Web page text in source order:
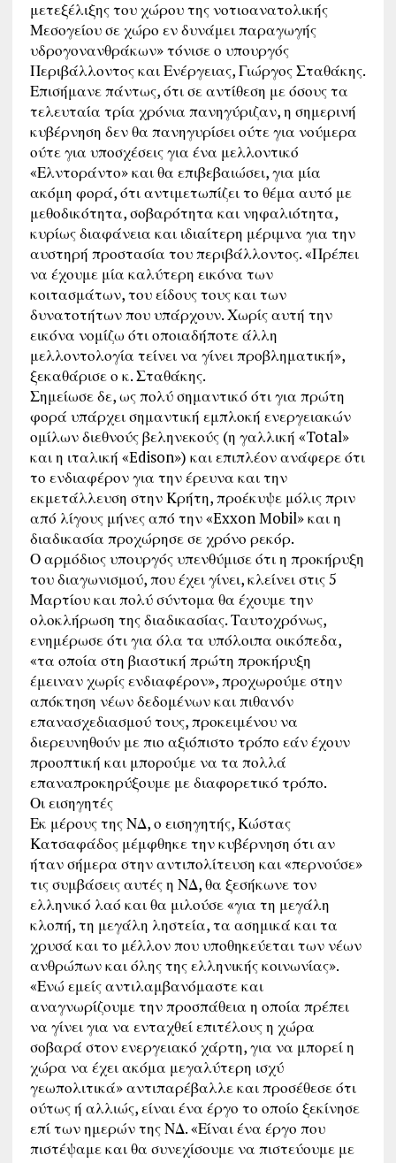
μετεξέλιξης του χώρου της νοτιοανατολικής
Μεσογείου σε χώρο εν δυνάμει παραγωγής
υδρογονανθράκων» τόνισε ο υπουργός
Περιβάλλοντος και Ενέργειας, Γιώργος Σταθάκης.
Επισήμανε πάντως, ότι σε αντίθεση με όσους τα
τελευταία τρία χρόνια πανηγύριζαν, η σημερινή
κυβέρνηση δεν θα πανηγυρίσει ούτε για νούμερα
ούτε για υποσχέσεις για ένα μελλοντικό
«Ελντοράντο» και θα επιβεβαιώσει, για μία
ακόμη φορά, ότι αντιμετωπίζει το θέμα αυτό με
μεθοδικότητα, σοβαρότητα και νηφαλιότητα,
κυρίως διαφάνεια και ιδιαίτερη μέριμνα για την
αυστηρή προστασία του περιβάλλοντος. «Πρέπει
να έχουμε μία καλύτερη εικόνα των
κοιτασμάτων, του είδους τους και των
δυνατοτήτων που υπάρχουν. Χωρίς αυτή την
εικόνα νομίζω ότι οποιαδήποτε άλλη
μελλοντολογία τείνει να γίνει προβληματική»,
ξεκαθάρισε ο κ. Σταθάκης.
Σημείωσε δε, ως πολύ σημαντικό ότι για πρώτη
φορά υπάρχει σημαντική εμπλοκή ενεργειακών
ομίλων διεθνούς βεληνεκούς (η γαλλική «Total»
και η ιταλική «Edison») και επιπλέον ανάφερε ότι
το ενδιαφέρον για την έρευνα και την
εκμετάλλευση στην Κρήτη, προέκυψε μόλις πριν
από λίγους μήνες από την «Exxon Mobil» και η
διαδικασία προχώρησε σε χρόνο ρεκόρ.
Ο αρμόδιος υπουργός υπενθύμισε ότι η προκήρυξη
του διαγωνισμού, που έχει γίνει, κλείνει στις 5
Μαρτίου και πολύ σύντομα θα έχουμε την
ολοκλήρωση της διαδικασίας. Ταυτοχρόνως,
ενημέρωσε ότι για όλα τα υπόλοιπα οικόπεδα,
«τα οποία στη βιαστική πρώτη προκήρυξη
έμειναν χωρίς ενδιαφέρον», προχωρούμε στην
απόκτηση νέων δεδομένων και πιθανόν
επανασχεδιασμού τους, προκειμένου να
διερευνηθούν με πιο αξιόπιστο τρόπο εάν έχουν
προοπτική και μπορούμε να τα πολλά
επαναπροκηρύξουμε με διαφορετικό τρόπο.
Οι εισηγητές
Εκ μέρους της ΝΔ, ο εισηγητής, Κώστας
Κατσαφάδος μέμφθηκε την κυβέρνηση ότι αν
ήταν σήμερα στην αντιπολίτευση και «περνούσε»
τις συμβάσεις αυτές η ΝΔ, θα ξεσήκωνε τον
ελληνικό λαό και θα μιλούσε «για τη μεγάλη
κλοπή, τη μεγάλη ληστεία, τα ασημικά και τα
χρυσά και το μέλλον που υποθηκεύεται των νέων
ανθρώπων και όλης της ελληνικής κοινωνίας».
«Ενώ εμείς αντιλαμβανόμαστε και
αναγνωρίζουμε την προσπάθεια η οποία πρέπει
να γίνει για να ενταχθεί επιτέλους η χώρα
σοβαρά στον ενεργειακό χάρτη, για να μπορεί η
χώρα να έχει ακόμα μεγαλύτερη ισχύ
γεωπολιτικά» αντιπαρέβαλλε και προσέθεσε ότι
ούτως ή αλλιώς, είναι ένα έργο το οποίο ξεκίνησε
επί των ημερών της ΝΔ. «Είναι ένα έργο που
πιστέψαμε και θα συνεχίσουμε να πιστεύουμε με